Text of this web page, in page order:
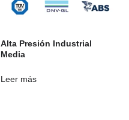
Alta Presión Industrial
Media
Leer más